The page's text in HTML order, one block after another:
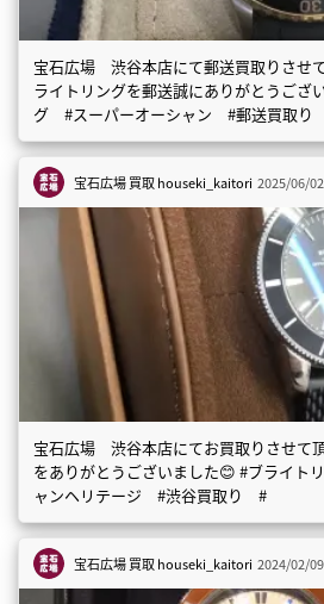
宝石広場 渋谷本店にて郵送買取りさせ
ライトリングを郵送誠にありがとうござ
グ #スーパーオーシャン #郵送買取り
宝石広場 買取houseki_kaitori 2025/06/02
宝石広場 渋谷本店にてお買取りさせて
をありがとうございました😊 #ブライ
ャンヘリテージ #渋谷買取り #
宝石広場 買取houseki_kaitori 2024/02/09